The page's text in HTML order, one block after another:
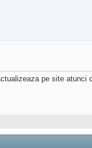
pe site atunci